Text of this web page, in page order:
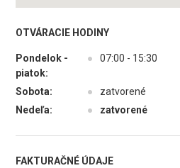
OTVÁRACIE HODINY
Pondelok -
piatok:
● 07:00 - 15:30
Sobota: ●
zatvorené
Nedeľa:
● zatvorené
FAKTURAČNÉ ÚDAJE